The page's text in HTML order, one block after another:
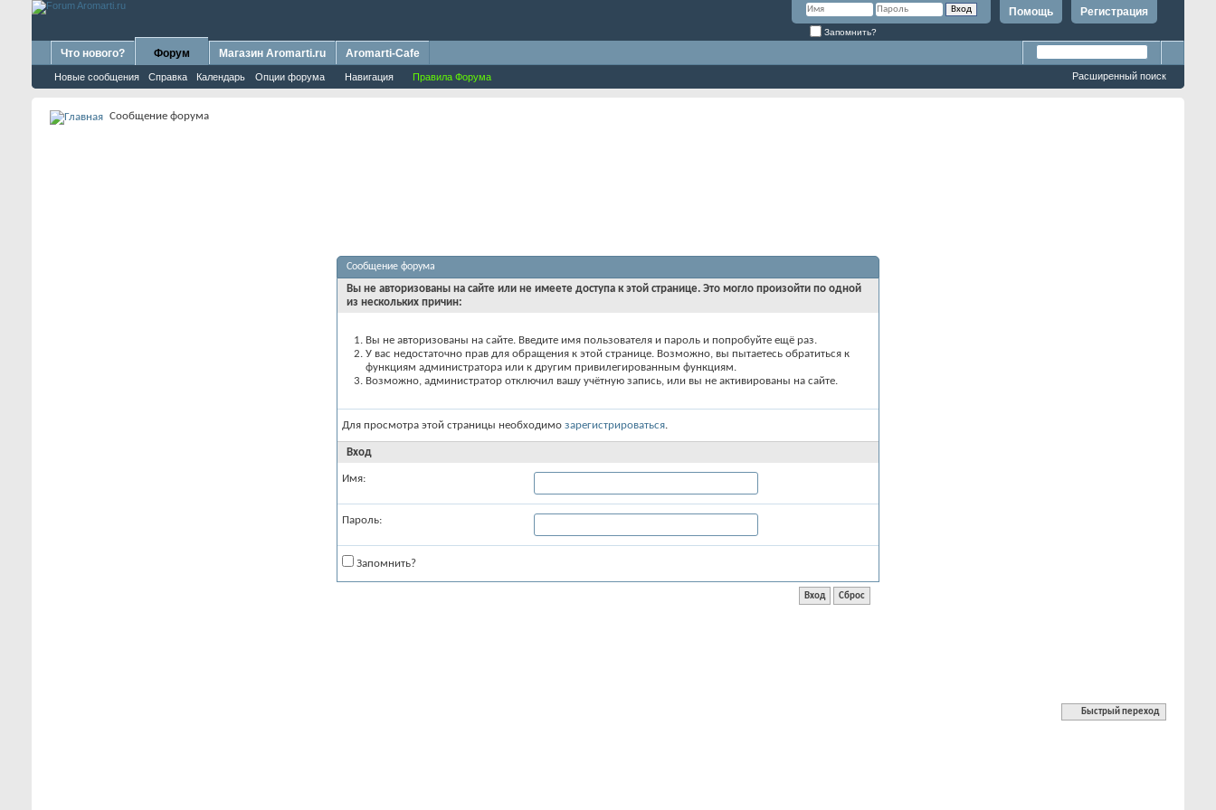
Регистрация
Помощь
Запомнить?
Что нового? Форум
Новые сообщения Справка Календарь Опции форума Навигация Правила Форума
Магазин Aromarti.ru Aromarti-Cafe
Расширенный поиск
Сообщение форума
Сообщение форума
Вы не авторизованы на сайте или не имеете доступа к этой странице. Это могло произойти по одной
из нескольких причин:
Вы не авторизованы на сайте. Введите имя пользователя и пароль и попробуйте ещё раз.
У вас недостаточно прав для обращения к этой странице. Возможно, вы пытаетесь обратиться к
функциям администратора или к другим привилегированным функциям.
Возможно, администратор отключил вашу учётную запись, или вы не активированы на сайте.
Для просмотра этой страницы необходимо зарегистрироваться.
Вход
Имя:
Пароль:
Запомнить?
Быстрый переход